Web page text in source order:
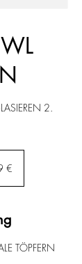
2.
€
TÖPFERN